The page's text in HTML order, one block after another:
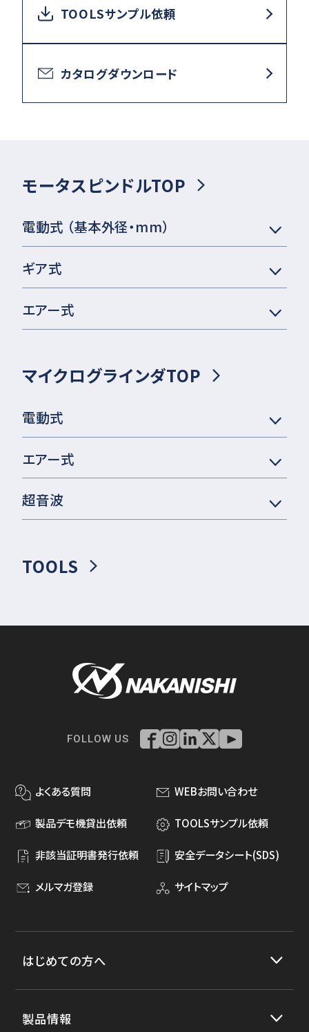
TOOLSサンプル依頼
カタログダウンロード
モータスピンドルTOP
電動式 （基本外径・mm）
ギア式
エアー式
マイクログラインダTOP
電動式
エアー式
超音波
TOOLS
FOLLOW US
よくある質問 WEBお問い合わせ
製品デモ機貸出依頼 TOOLSサンプル依頼
非該当証明書発行依頼 安全データシート(SDS)
メルマガ登録 サイトマップ
はじめての方へ
製品情報